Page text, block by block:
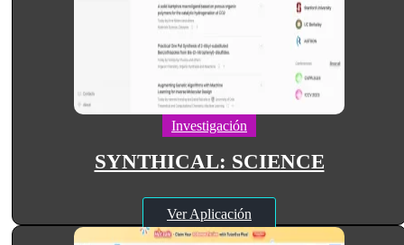
Investigación
SYNTHICAL: SCIENCE
Ver Aplicación